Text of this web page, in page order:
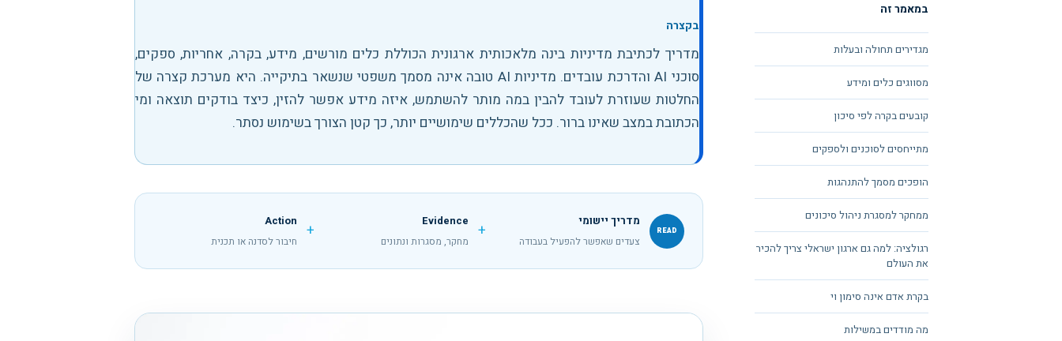
במאמר זה
מגדירים תחולה ובעלות
מסווגים כלים ומידע
קובעים בקרה לפי סיכון
מתייחסים לסוכנים ולספקים
הופכים מסמך להתנהגות
ממחקר למסגרת ניהול סיכונים
רגולציה: למה גם ארגון ישראלי צריך להכיר
את העולם
בקרת אדם אינה סימון וי
מה מודדים במשילות
בקצרה
מדריך לכתיבת מדיניות בינה מלאכותית ארגונית הכוללת כלים מורשים, מידע, בקרה, אחריות, ספקים,
סוכני AI והדרכת עובדים
.
מדיניות AI טובה אינה מסמך משפטי שנשאר בתיקייה. היא מערכת קצרה של
החלטות שעוזרת לעובד להבין במה מותר להשתמש, איזה מידע אפשר להזין, כיצד בודקים תוצאה ומי
הכתובת במצב שאינו ברור. ככל שהכללים שימושיים יותר, כך קטן הצורך בשימוש נסתר.
READ
מדריך יישומי
צעדים שאפשר להפעיל בעבודה +
Evidence
מחקר, מסגרות ונתונים +
Action
חיבור לסדנה או תכנית